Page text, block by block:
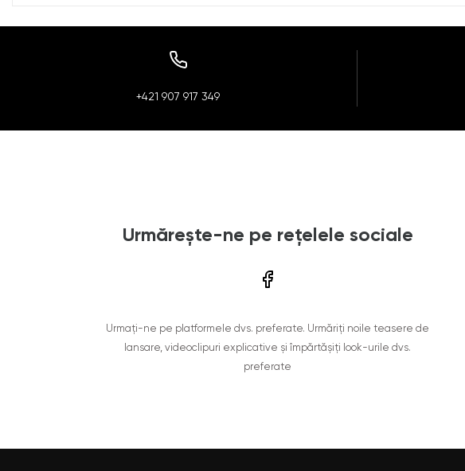
+421 907 917 349
Urmărește-ne pe rețelele sociale
Urmați-ne pe platformele dvs. preferate. Urmăriți noile teasere de
lansare, videoclipuri explicative și împărtășiți look-urile dvs.
preferate